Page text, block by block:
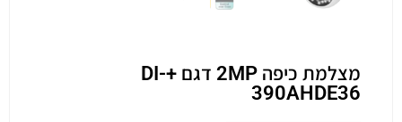
מצלמת כיפה 2MP דגם +DI-
390AHDE36